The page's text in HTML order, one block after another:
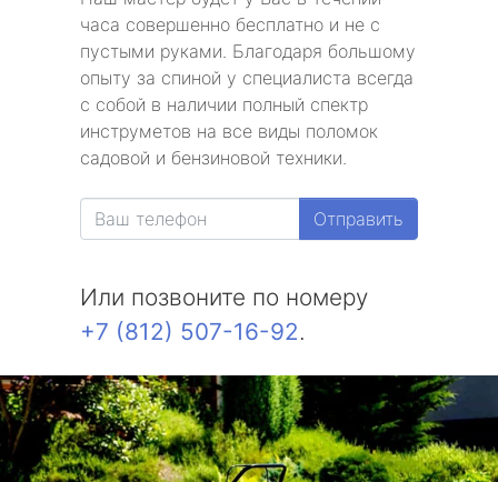
часа совершенно бесплатно и не с
пустыми руками. Благодаря большому
опыту за спиной у специалиста всегда
с собой в наличии полный спектр
инструметов на все виды поломок
садовой и бензиновой техники.
Отправить
Или позвоните по номеру
+7 (812) 507-16-92.